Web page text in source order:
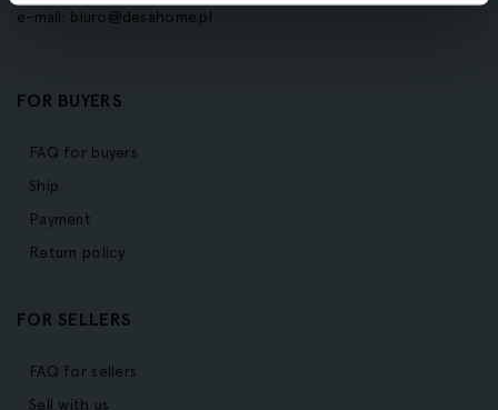
e-mail: biuro@desahome.pl
FOR BUYERS
FAQ for buyers
Ship
Payment
Return policy
FOR SELLERS
FAQ for sellers
Sell with us